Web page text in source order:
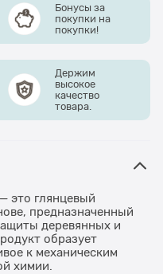
Бонусы за
покупки на
покупки!
Держим
высокое
качество
товара.
— это глянцевый
предназначенный
деревянных и
образует
к механическим
химии.